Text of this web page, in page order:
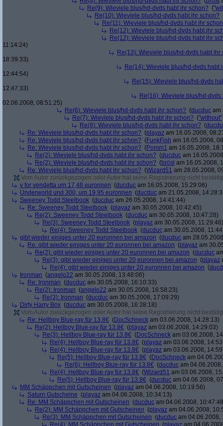
Re(9): Wieviele blus/hd-dvds habt ihr schon? (
Re(10): Wieviele blus/hd-dvds habt ihr schon?
Re(11): Wieviele blus/hd-dvds habt ihr
Re(12): Wieviele blus/hd-dvds habt ihr
Re(12): Wieviele blus/hd-dvds habt ihr
11:14:24)
Re(13): Wieviele blus/hd-dvds habt ihr
18:39:33)
Re(14): Wieviele blus/hd-dvds habt
12:44:54)
Re(15): Wieviele blus/hd-dvds
12:47:33)
Re(16): Wieviele blus/hd-
02.06.2008, 08:51:25)
Re(6): Wieviele blus/hd-dvds habt ihr schon? (ducduc am
Re(7): Wieviele blus/hd-dvds habt ihr schon? ("without"
Re(8): Wieviele blus/hd-dvds habt ihr schon? (
Re: Wieviele blus/hd-dvds habt ihr schon? (playaz am 16.05.2008,
Re: Wieviele blus/hd-dvds habt ihr schon? (FunkFish am 16.05.2008,
Re: Wieviele blus/hd-dvds habt ihr schon? (Pomm1 am 16.05.2008,
Re(2): Wieviele blus/hd-dvds habt ihr schon? (ducduc am
Re(2): Wieviele blus/hd-dvds habt ihr schon? (brösl am 16.05.2008,
Re: Wieviele blus/hd-dvds habt ihr schon? (Wizard51 am 28.05.2008,
Vom Autor zurückgezogen oder Autor hat seine Registrierung nicht
v for vendetta um 17,48 euronnen (ducduc am 16.05.2008, 15:29:06)
Underworld und 300, um 19,95 euronnen (ducduc am 21.05.2008,
Sweeney Todd Steelbook (ducduc am 26.05.2008, 14:41:44)
Re: Sweeney Todd Steelbook (playaz am 30.05.2008, 10:42:45)
Re(2): Sweeney Todd Steelbook (ducduc am 30.05.2008, 10:47:28)
Re(3): Sweeney Todd Steelbook (playaz am 30.05.2008, 11:29:46)
Re(4): Sweeney Todd Steelbook (ducduc am 30.05.2008,
gibt wieder einiges unter 20 euronnen bei amazon (ducduc am
Re: gibt wieder einiges unter 20 euronnen bei amazon (playaz am
Re(2): gibt wieder einiges unter 20 euronnen bei amazon (ducduc
Re(3): gibt wieder einiges unter 20 euronnen bei amazon (playaz
Re(4): gibt wieder einiges unter 20 euronnen bei amazon (
Ironman (angelo22 am 30.05.2008, 13:48:06)
Re: Ironman (ducduc am 30.05.2008, 16:10:33)
Re(2): Ironman (angelo22 am 30.05.2008, 16:58:23)
Re(3): Ironman (ducduc am 30.05.2008, 17:09:29)
Dirty Harry Box (ducduc am 30.05.2008, 16:28:18)
Vom Autor zurückgezogen oder Autor hat seine Registrierung nicht
Re: Hellboy Blue-ray für 13.8€ (DocSchneck am 03.06.2008, 14:28:13)
Re(2): Hellboy Blue-ray für 13.8€ (playaz am 03.06.2008, 14:29:03)
Re(3): Hellboy Blue-ray für 13.8€ (DocSchneck am 03.06.2008,
Re(4): Hellboy Blue-ray für 13.8€ (playaz am 03.06.2008,
Re(4): Hellboy Blue-ray für 13.8€ (playaz am 03.06.2008,
Re(5): Hellboy Blue-ray für 13.8€ (DocSchneck am
Re(6): Hellboy Blue-ray für 13.8€ (ducduc am
Re(4): Hellboy Blue-ray für 13.8€ (Wizard51 am 03.06.2008,
Re(5): Hellboy Blue-ray für 13.8€ (ducduc am 04.06.2008,
MM Schäppchen mit Gutscheinen (playaz am 04.06.2008, 10:19:56)
Saturn Gutscheine (playaz am 04.06.2008, 10:34:13)
Re: MM Schäppchen mit Gutscheinen (ducduc am 04.06.2008,
Re(2): MM Schäppchen mit Gutscheinen (playaz am 04.06.2008,
Re(3): MM Schäppchen mit Gutscheinen (ducduc am 04.06.2008,
Re(4): MM Schäppchen mit Gutscheinen (playaz am